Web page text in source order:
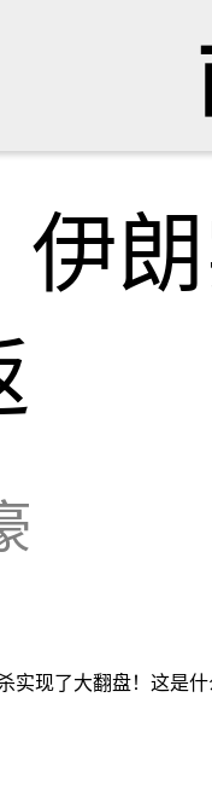
伊
实现了大翻盘！这是什